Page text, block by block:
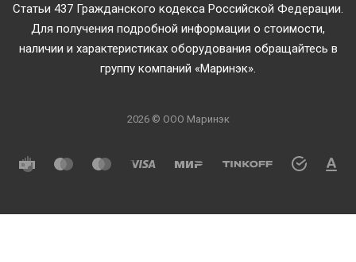
Статьи 437 Гражданского кодекса Российской Федерации.
Для получения подробной информации о стоимости,
наличии и характеристиках оборудования обращайтесь в
группу компаний «Маринэк».
2026 © ООО Маринэк